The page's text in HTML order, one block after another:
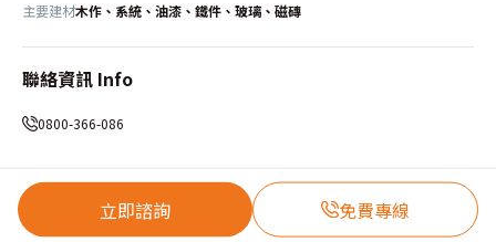
主要建材木作、系統、油漆、鐵件、玻璃、磁磚
聯絡資訊 Info
0800-366-086
立即諮詢 免費專線